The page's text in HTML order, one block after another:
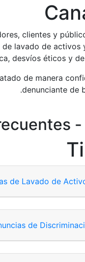
clientes y
lavado de
desvíos éticos y
de manera
denunciante de
de Lavado de
electrónico:
web (canal
de